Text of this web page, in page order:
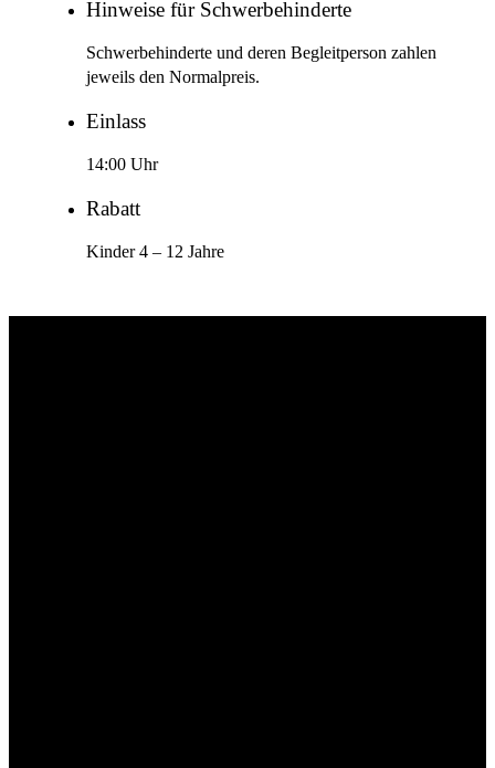
Hinweise für Schwerbehinderte
Schwerbehinderte und deren Begleitperson zahlen
jeweils den Normalpreis.
Einlass
14:00 Uhr
Rabatt
Kinder 4 – 12 Jahre